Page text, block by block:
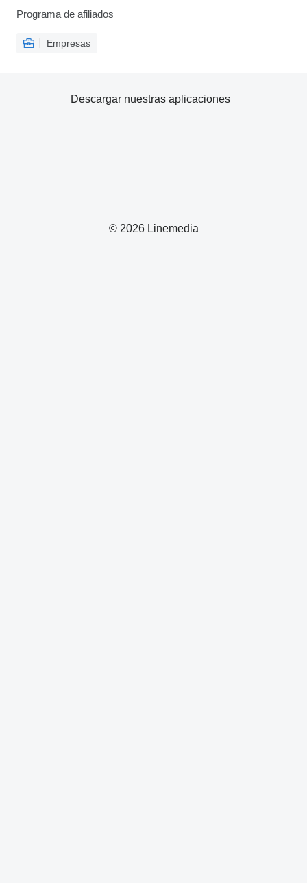
Programa de afiliados
Empresas
© 2026 Linemedia
Descargar nuestras aplicaciones